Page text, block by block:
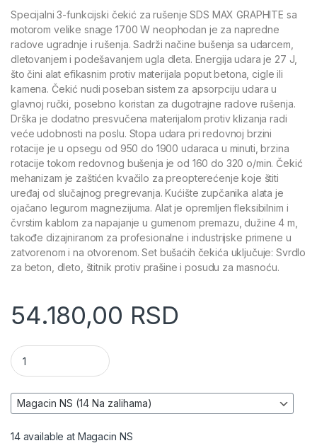
Specijalni 3-funkcijski čekić za rušenje SDS MAX GRAPHITE sa
motorom velike snage 1700 W neophodan je za napredne
radove ugradnje i rušenja. Sadrži načine bušenja sa udarcem,
dletovanjem i podešavanjem ugla dleta. Energija udara je 27 J,
što čini alat efikasnim protiv materijala poput betona, cigle ili
kamena. Čekić nudi poseban sistem za apsorpciju udara u
glavnoj ručki, posebno koristan za dugotrajne radove rušenja.
Drška je dodatno presvučena materijalom protiv klizanja radi
veće udobnosti na poslu. Stopa udara pri redovnoj brzini
rotacije je u opsegu od 950 do 1900 udaraca u minuti, brzina
rotacije tokom redovnog bušenja je od 160 do 320 o/min. Čekić
mehanizam je zaštićen kvačilo za preopterećenje koje štiti
uređaj od slučajnog pregrevanja. Kućište zupčanika alata je
ojačano legurom magnezijuma. Alat je opremljen fleksibilnim i
čvrstim kablom za napajanje u gumenom premazu, dužine 4 m,
takođe dizajniranom za profesionalne i industrijske primene u
zatvorenom i na otvorenom. Set bušaćih čekića uključuje: Svrdlo
za beton, dleto, štitnik protiv prašine i posudu za masnoću.
54.180,00 RSD
Čekić za demoliranje - GRAPHITE 58G878 količina
14 available at Magacin NS